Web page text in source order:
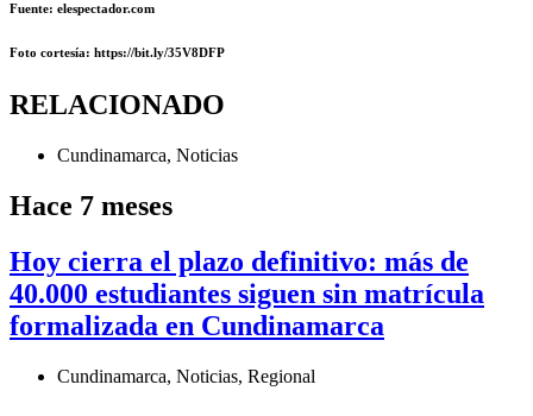
Fuente: elespectador.com
Foto cortesía: https://bit.ly/35V8DFP
RELACIONADO
Cundinamarca, Noticias
Hace 7 meses
Hoy cierra el plazo definitivo: más de
40.000 estudiantes siguen sin matrícula
formalizada en Cundinamarca
Cundinamarca, Noticias, Regional